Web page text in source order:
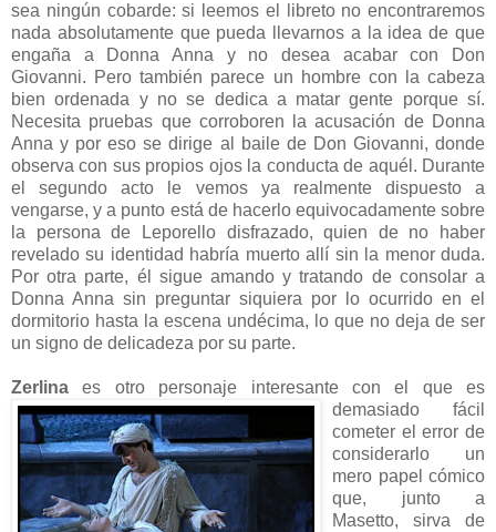
sea ningún cobarde: si leemos el libreto no encontraremos
nada absolutamente que pueda llevarnos a la idea de que
engaña a Donna Anna y no desea acabar con Don
Giovanni. Pero también parece un hombre con la cabeza
bien ordenada y no se dedica a matar gente porque sí.
Necesita pruebas que corroboren la acusación de Donna
Anna y por eso se dirige al baile de Don Giovanni, donde
observa con sus propios ojos la conducta de aquél. Durante
el segundo acto le vemos ya realmente dispuesto a
vengarse, y a punto está de hacerlo equivocadamente sobre
la persona de Leporello disfrazado, quien de no haber
revelado su identidad habría muerto allí sin la menor duda.
Por otra parte, él sigue amando y tratando de consolar a
Donna Anna sin preguntar siquiera por lo ocurrido en el
dormitorio hasta la escena undécima, lo que no deja de ser
un signo de delicadeza por su parte.
Zerlina es otro personaje interesante con el que es
demasiado fácil
cometer el error de
considerarlo un
mero papel cómico
que, junto a
Masetto, sirva de